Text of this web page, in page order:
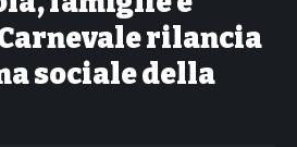
rilancia
sociale della